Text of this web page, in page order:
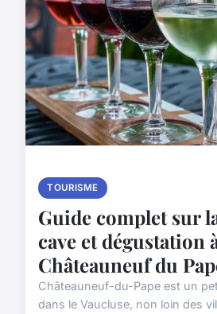
TOURISME
Guide complet sur
cave et dégustation
Châteauneuf du
Châteauneuf-du-Pape est un
dans le Vaucluse, non loin des